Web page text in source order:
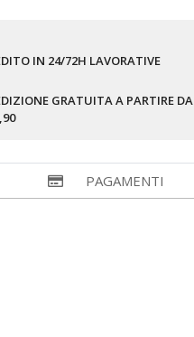
IN 24/72H LAVORATIVE
GRATUITA A PARTIRE DA
PAGAMENTI